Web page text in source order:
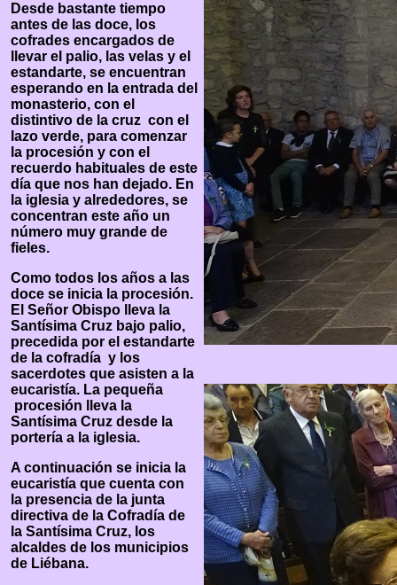
Desde bastante tiempo
antes de las doce, los
cofrades encargados de
llevar el palio, las velas y el
estandarte, se encuentran
esperando en la entrada del
monasterio, con el
distintivo de la cruz con el
lazo verde, para comenzar
la procesión y con el
recuerdo habituales de este
día que nos han dejado. En
la iglesia y alrededores, se
concentran este año un
número muy grande de
fieles.
Como todos los años a las
doce se inicia la procesión.
El Señor Obispo lleva la
Santísima Cruz bajo palio,
precedida por el estandarte
de la cofradía y los
sacerdotes que asisten a la
eucaristía. La pequeña
procesión lleva la
Santísima Cruz desde la
portería a la iglesia.
A continuación se inicia la
eucaristía que cuenta con
la presencia de la junta
directiva de la Cofradía de
la Santísima Cruz, los
alcaldes de los municipios
de Liébana.